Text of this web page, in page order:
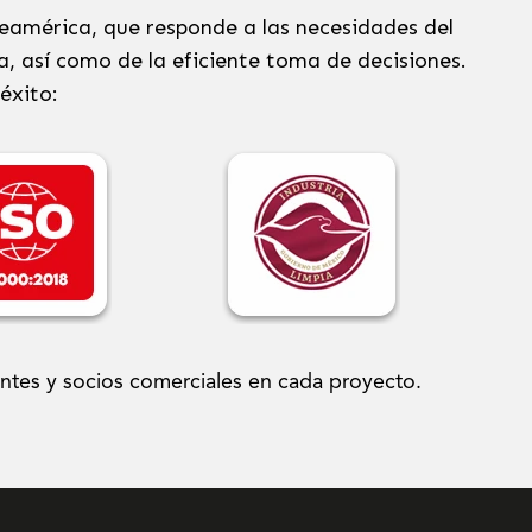
que responde a las necesidades del
así como de la eficiente toma de decisiones.
y socios comerciales en cada proyecto.